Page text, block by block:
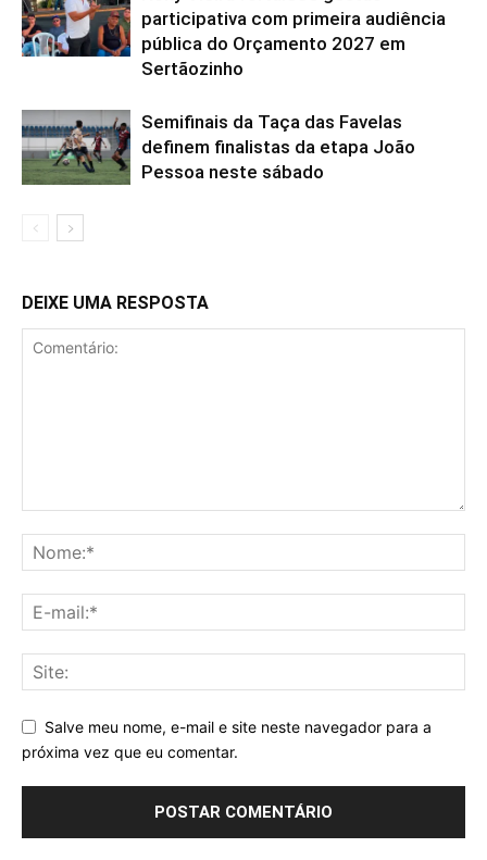
participativa com primeira audiência
pública do Orçamento 2027 em
Sertãozinho
Semifinais da Taça das Favelas
definem finalistas da etapa João
Pessoa neste sábado
DEIXE UMA RESPOSTA
Salve meu nome, e-mail e site neste navegador para a
próxima vez que eu comentar.